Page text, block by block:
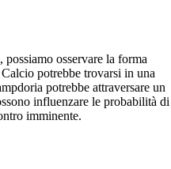
osservare la forma
potrebbe trovarsi in una
potrebbe attraversare un
influenzare le probabilità di
imminente.